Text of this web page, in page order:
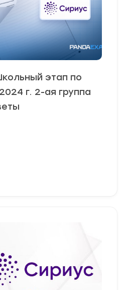
этап по
г. 2-ая группа